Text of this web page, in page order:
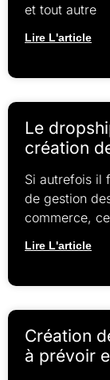
et tout autre
Lire L'article
Le
création
Si autrefois il
de gestion
commerce,
Lire L'article
Création
à prévoir